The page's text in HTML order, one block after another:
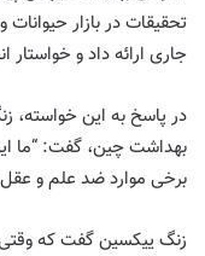
تحقیقات در بازار
جاری ارائه داد و
در پاسخ به این خواسته،
بهداشت چین، گفت: “ما
برخی موارد ضد علم و
زنگ ییکسین گفت که